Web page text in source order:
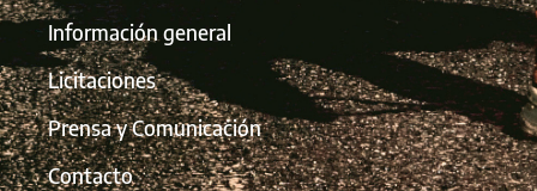
Información general
Licitaciones
Prensa y Comunicación
Contacto